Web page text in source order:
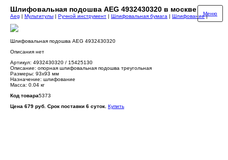
Шлифовальная подошва AEG 4932430320 в москве
Меню
Aeg | Мультитулы | Ручной инструмент | Шлифовальная бумага | Шлифование|
Шлифовальная подошва AEG 4932430320
Описания нет
Артикул: 4932430320 / 15425130
Описание: опорная шлифовальная подошва треугольная
Размеры: 93х93 мм
Назначение: шлифование
Масса: 0.04 кг
Код товара5373
Цена 679 руб. Срок поставки 6 суток. Купить